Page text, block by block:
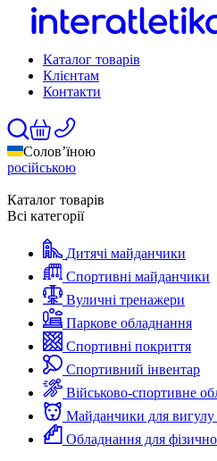
Каталог товарів
Клієнтам
Контакти
Солов’їною
російською
Каталог товарів
Всі категорії
Дитячі майданчики
Спортивні майданчики
Вуличні тренажери
Паркове обладнання
Спортивні покриття
Спортивний інвентар
Військово-спортивне
Майданчики для вигулу
Обладнання для фізичної